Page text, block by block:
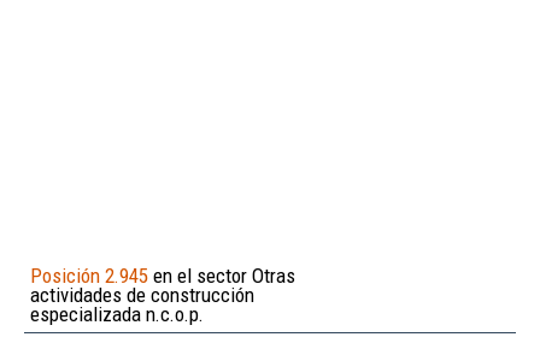
Posición 2.945 en el sector Otras
actividades de construcción
especializada n.c.o.p.